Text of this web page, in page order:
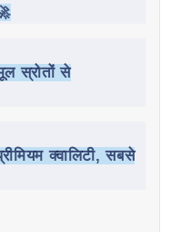
स्रोतों से
क्वालिटी, सबसे